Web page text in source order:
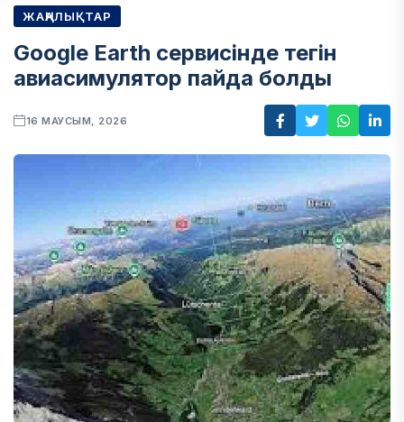
ЖАҢАЛЫҚТАР
Google Earth сервисінде тегін
авиасимулятор пайда болды
16 МАУСЫМ, 2026